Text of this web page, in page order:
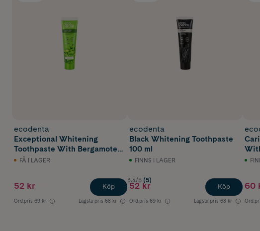
ecodenta
Exceptional Whitening
Toothpaste With Bergamote
Oil 100 ml
FÅ I LAGER
52 kr
Ord.pris 69 kr Lägsta pris 68 kr
Köp
ecodenta
Black Whitening Toothpaste
100 ml
FINNS I LAGER
3.4/5 (5)
52 kr
Ord.pris 69 kr Lägsta pris 68 kr
Köp 60